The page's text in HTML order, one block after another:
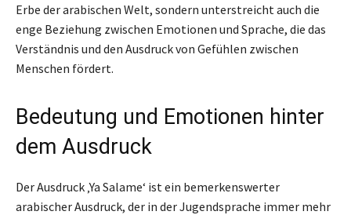
Erbe der arabischen Welt, sondern unterstreicht auch die
enge Beziehung zwischen Emotionen und Sprache, die das
Verständnis und den Ausdruck von Gefühlen zwischen
Menschen fördert.
Bedeutung und Emotionen hinter
dem Ausdruck
Der Ausdruck ‚Ya Salame‘ ist ein bemerkenswerter
arabischer Ausdruck, der in der Jugendsprache immer mehr